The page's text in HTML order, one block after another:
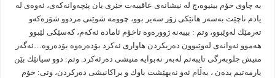
به‌ چاوی خۆم بینیوه‌،چ له‌ نیشانه‌ی عاقیبه‌ت خێری یان پێچه‌وانه‌كه‌ی، ئه‌وه‌ی له‌
یادم ناچێت به‌سه‌ر هاتێكی زۆر سه‌یر بوو، چوومه‌ شوێنی مردوو شۆره‌كه‌و
ته‌رمێك له‌وێبوو، وتم : بیبه‌نه‌ ژووره‌وه‌ تاخۆم ئاماده‌ ئه‌كه‌م، كه‌سێكی لێبوو
هه‌موو ئه‌وانه‌ی له‌وێبوون ده‌ریكردن هاواری ئه‌كرد بۆده‌ره‌وه‌ بۆده‌روه‌…ئه‌گه‌ر
منیش جلوبه‌رگی تایبه‌تم له‌به‌ر نه‌بوایه‌ منیشی ده‌رئه‌كرد. وتم: دوو سیانێك بێن
یارمه‌تیم بده‌ن ، به‌ڵام ئه‌و نه‌یهێشت باوك و براكانیشی ده‌ركردن، وتی: خۆم